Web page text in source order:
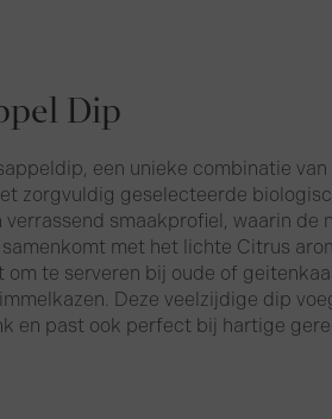
Dip
een unieke combinatie van
zorgvuldig geselecteerde
smaakprofiel, waarin de
met het lichte Citrus
te serveren bij oude of
Deze veelzijdige dip
en past ook perfect bij hartige